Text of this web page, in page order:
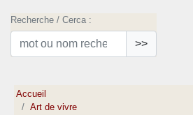
Recherche / Cerca :
>>
Accueil
Art de vivre